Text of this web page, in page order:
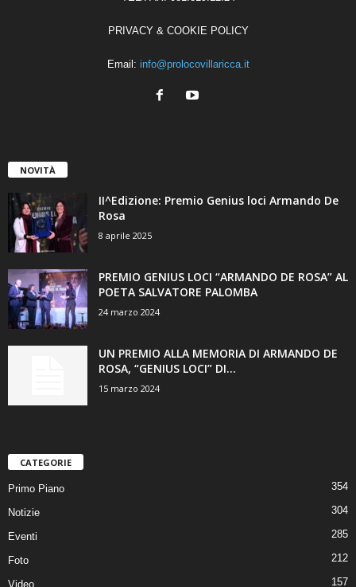
PRIVACY & COOKIE POLICY
Email: info@prolocovillaricca.it
NOVITÀ
II^Edizione: Premio Genius loci Armando De
Rosa
8 aprile 2025
PREMIO GENIUS LOCI “ARMANDO DE ROSA” AL
POETA SALVATORE PALOMBA
24 marzo 2024
UN PREMIO ALLA MEMORIA DI ARMANDO DE
ROSA, “GENIUS LOCI” DI...
15 marzo 2024
CATEGORIE
Primo Piano 354
Notizie 304
Eventi 285
Foto 212
Video 157